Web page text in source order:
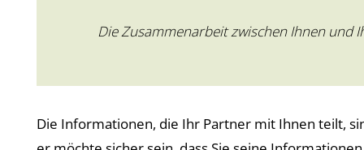
Die Zusammenarbeit zwischen Ihnen und
Die Informationen, die Ihr Partner mit Ihnen teilt,